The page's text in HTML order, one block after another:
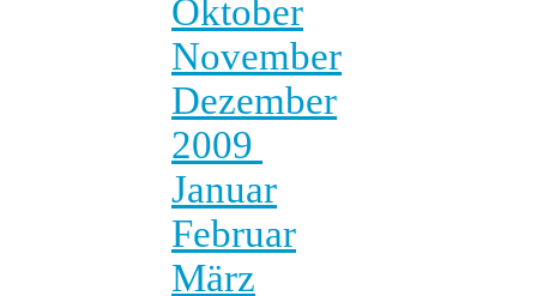
Oktober
November
Dezember
2009
Januar
Februar
März